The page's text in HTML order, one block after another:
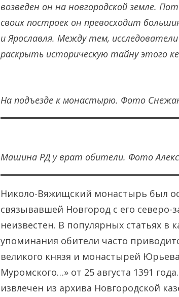
возведен он на новгородской земле.
своих построек он превосходит
и Ярославля. Между тем,
раскрыть историческую тайну этого
На подъезде к монастырю. Фото
Машина РД у врат обители. Фото
Николо-Вяжищский монастырь был
связывавшей Новгород с его
неизвестен. В популярных статьях в
упоминания обители часто
великого князя и монастырей
Муромского…» от 25 августа 1391
извлечен из архива Новгородской